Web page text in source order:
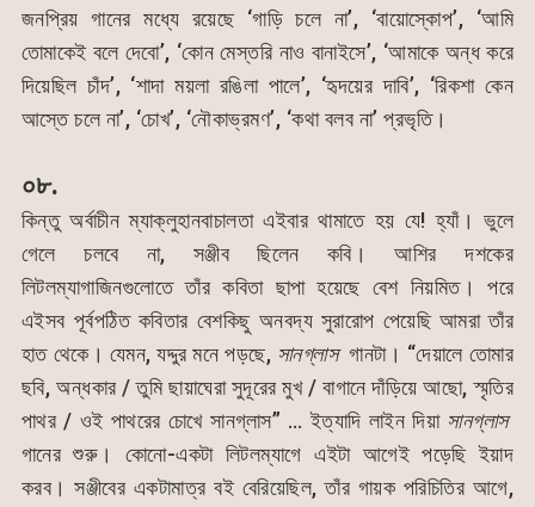
জনপ্রিয় গানের মধ্যে রয়েছে ‘গাড়ি চলে না’, ‘বায়োস্কোপ’, ‘আমি
তোমাকেই বলে দেবো’, ‘কোন মেস্তরি নাও বানাইসে’, ‘আমাকে অন্ধ করে
দিয়েছিল চাঁদ’, ‘শাদা ময়লা রঙিলা পালে’, ‘হৃদয়ের দাবি’, ‘রিকশা কেন
আস্তে চলে না’, ‘চোখ’, ‘নৌকাভ্রমণ’, ‘কথা বলব না’ প্রভৃতি।
০৮.
কিন্তু অর্বাচীন ম্যাক্লুহানবাচালতা এইবার থামাতে হয় যে! হ্যাঁ। ভুলে
গেলে চলবে না, সঞ্জীব ছিলেন কবি। আশির দশকের
লিটলম্যাগাজিনগুলোতে তাঁর কবিতা ছাপা হয়েছে বেশ নিয়মিত। পরে
এইসব পূর্বপঠিত কবিতার বেশকিছু অনবদ্য সুরারোপ পেয়েছি আমরা তাঁর
হাত থেকে। যেমন, যদ্দুর মনে পড়ছে, সানগ্লাসগানটা। “দেয়ালে তোমার
ছবি, অন্ধকার / তুমি ছায়াঘেরা সুদূরের মুখ / বাগানে দাঁড়িয়ে আছো, স্মৃতির
পাথর / ওই পাথরের চোখে সানগ্লাস” … ইত্যাদি লাইন দিয়া সানগ্লাস
গানের শুরু। কোনো-একটা লিটলম্যাগে এইটা আগেই পড়েছি ইয়াদ
করব। সঞ্জীবের একটামাত্র বই বেরিয়েছিল, তাঁর গায়ক পরিচিতির আগে,